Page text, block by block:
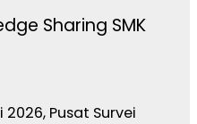
Sharing SMK
2026, Pusat Survei